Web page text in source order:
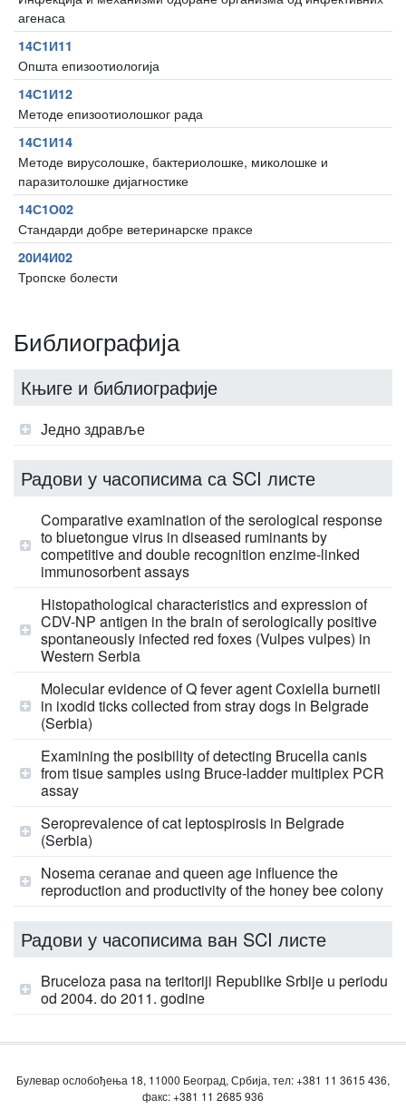
агенаса
14С1И11
Општа епизоотиологија
14С1И12
Методе епизоотиолошког рада
14С1И14
Методе вирусолошке, бактериолошке, миколошке и
паразитолошке дијагностике
14С1О02
Стандарди добре ветеринарске праксе
20И4И02
Тропске болести
Библиографија
Књиге и библиографије
Једно здравље
Радови у часописима са SCI листе
Comparative examination of the serological response
to bluetongue virus in diseased ruminants by
competitive and double recognition enzime-linked
immunosorbent assays
Histopathological characteristics and expression of
CDV-NP antigen in the brain of serologically positive
spontaneously infected red foxes (Vulpes vulpes) in
Western Serbia
Molecular evidence of Q fever agent Coxiella burnetii
in ixodid ticks collected from stray dogs in Belgrade
(Serbia)
Examining the posibility of detecting Brucella canis
from tisue samples using Bruce-ladder multiplex PCR
assay
Seroprevalence of cat leptospirosis in Belgrade
(Serbia)
Nosema ceranae and queen age influence the
reproduction and productivity of the honey bee colony
Радови у часописима ван SCI листе
Bruceloza pasa na teritoriji Republike Srbije u periodu
od 2004. do 2011. godine
Булевар ослобођења 18, 11000 Београд, Србија, тел: +381 11 3615 436,
факс: +381 11 2685 936